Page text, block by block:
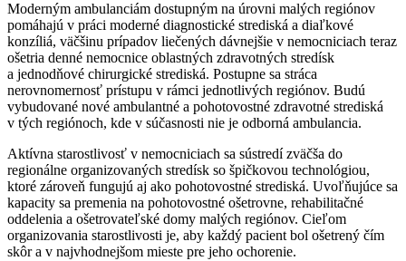
Moderným ambulanciám dostupným na úrovni malých regiónov
pomáhajú v práci moderné diagnostické strediská a diaľkové
konzíliá, väčšinu prípadov liečených dávnejšie v nemocniciach teraz
ošetria denné nemocnice oblastných zdravotných stredísk
a jednodňové chirurgické strediská. Postupne sa stráca
nerovnomernosť prístupu v rámci jednotlivých regiónov. Budú
vybudované nové ambulantné a pohotovostné zdravotné strediská
v tých regiónoch, kde v súčasnosti nie je odborná ambulancia.
Aktívna starostlivosť v nemocniciach sa sústredí zväčša do
regionálne organizovaných stredísk so špičkovou technológiou,
ktoré zároveň fungujú aj ako pohotovostné strediská. Uvoľňujúce sa
kapacity sa premenia na pohotovostné ošetrovne, rehabilitačné
oddelenia a ošetrovateľské domy malých regiónov. Cieľom
organizovania starostlivosti je, aby každý pacient bol ošetrený čím
skôr a v najvhodnejšom mieste pre jeho ochorenie.